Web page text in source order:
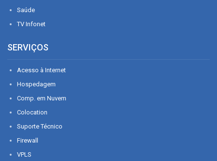
Saúde
TV Infonet
SERVIÇOS
Acesso à Internet
Hospedagem
Comp. em Nuvem
Colocation
Suporte Técnico
Firewall
VPLS